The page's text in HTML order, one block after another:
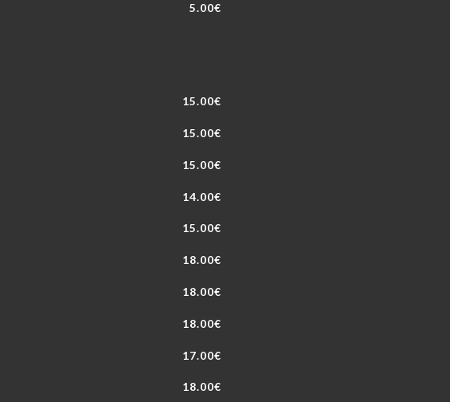
5.00€
15.00€
15.00€
15.00€
14.00€
15.00€
18.00€
18.00€
18.00€
17.00€
18.00€